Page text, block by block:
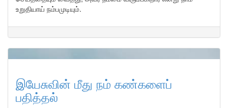
உறுதியாய் நம்பமுடியும்.
இயேசுவின் மீது நம் கண்களைப்
பதித்தல்